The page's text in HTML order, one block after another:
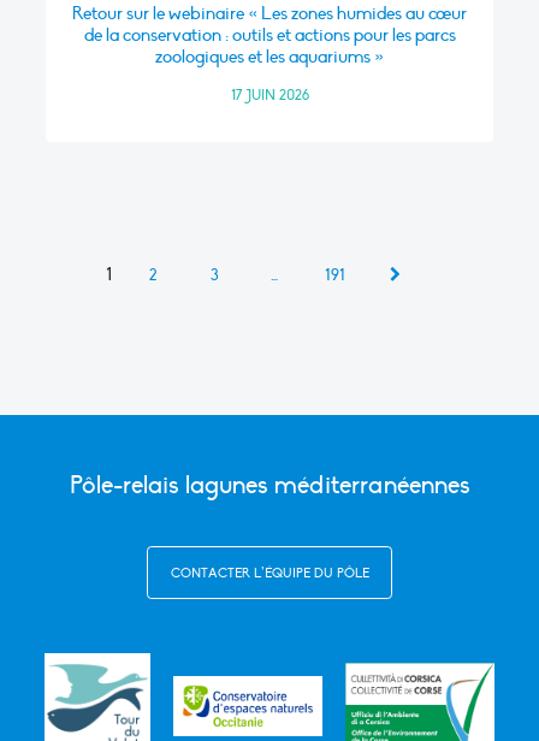
Retour sur le webinaire « Les zones humides au cœur
de la conservation : outils et actions pour les parcs
zoologiques et les aquariums »
17 JUIN 2026
1 2 3 … 191
Pôle-relais lagunes méditerranéennes
CONTACTER L’ÉQUIPE DU PÔLE